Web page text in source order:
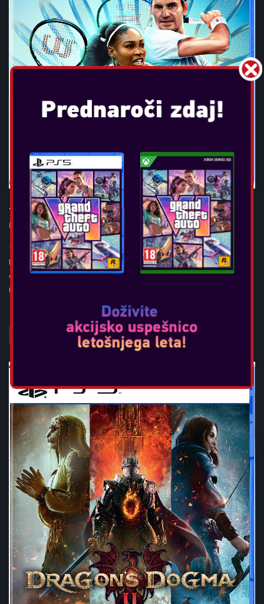
TOPSPIN 2K25
Datum izida: apr 26, 2024
The TopSpin franchise returns with TopSpin 2K25, featuring
tennis legends Roger Federer, Serena Williams, and a cast of
other playable pros, competitive single-player and multiplayer
modes, all four h...
POGLEJTE VEČ